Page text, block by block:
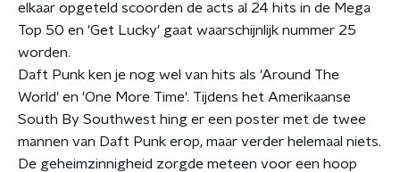
elkaar opgeteld scoorden de acts al 24 hits in de Mega
Top 50 en 'Get Lucky' gaat waarschijnlijk nummer 25
worden.
Daft Punk ken je nog wel van hits als 'Around The
World' en 'One More Time'. Tijdens het Amerikaanse
South By Southwest hing er een poster met de twee
mannen van Daft Punk erop, maar verder helemaal niets.
De geheimzinnigheid zorgde meteen voor een hoop